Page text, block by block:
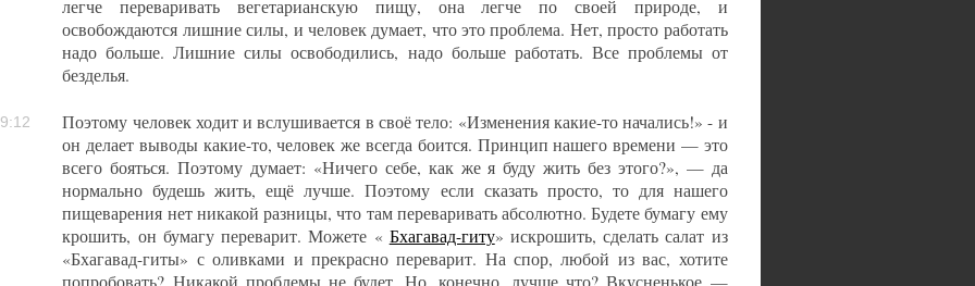
легче переваривать вегетарианскую пищу, она легче по своей природе, и
освобождаются лишние силы, и человек думает, что это проблема. Нет, просто работать
надо больше. Лишние силы освободились, надо больше работать. Все проблемы от
безделья.
Поэтому человек ходит и вслушивается в своё тело: «Изменения какие-то начались!» - и
он делает выводы какие-то, человек же всегда боится. Принцип нашего времени — это
всего бояться. Поэтому думает: «Ничего себе, как же я буду жить без этого?», — да
нормально будешь жить, ещё лучше. Поэтому если сказать просто, то для нашего
пищеварения нет никакой разницы, что там переваривать абсолютно. Будете бумагу ему
крошить, он бумагу переварит. Можете « Бхагавад-гиту» искрошить, сделать салат из
«Бхагавад-гиты» с оливками и прекрасно переварит. На спор, любой из вас, хотите
попробовать? Никакой проблемы не будет. Но, конечно, лучше что? Вкусненькое —